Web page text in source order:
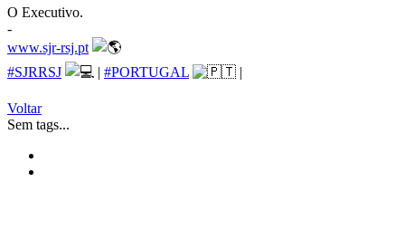
O Executivo.
-
www.sjr-rsj.pt
#SJRRSJ
| #PORTUGAL |
Voltar
Sem tags...